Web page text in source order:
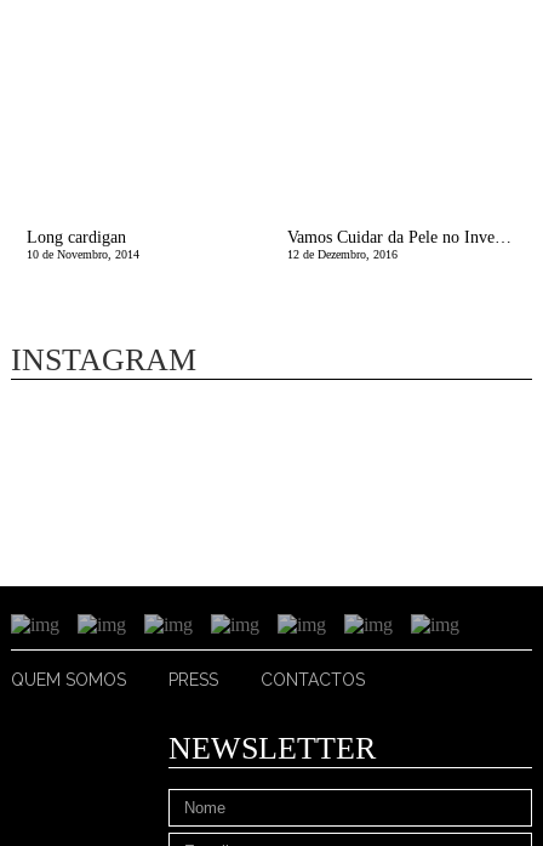
Long cardigan
10 de Novembro, 2014
Vamos Cuidar da Pele no Inverno? Ep. 2 Limpeza Profunda
12 de Dezembro, 2016
INSTAGRAM
QUEM SOMOS PRESS CONTACTOS
NEWSLETTER